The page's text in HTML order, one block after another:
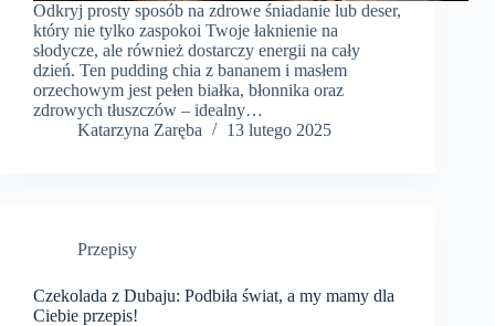
Odkryj prosty sposób na zdrowe śniadanie lub deser,
który nie tylko zaspokoi Twoje łaknienie na
słodycze, ale również dostarczy energii na cały
dzień. Ten pudding chia z bananem i masłem
orzechowym jest pełen białka, błonnika oraz
zdrowych tłuszczów – idealny…
Katarzyna Zaręba
13 lutego 2025
Przepisy
Czekolada z Dubaju: Podbiła świat, a my mamy dla
Ciebie przepis!